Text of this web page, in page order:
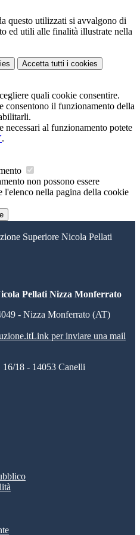
questo utilizzati si avvalgono di
ed utili alle finalità illustrate nella
Accetta tutti i cookies
quali cookie consentire.
consentono il funzionamento della
necessari al funzionamento potete
.
non possono essere
l'elenco nella pagina della cookie
Superiore Nicola Pellati
Pellati Nizza Monferrato
- Nizza Monferrato (AT)
Link per inviare una mail
16/18 - 14053 Canelli